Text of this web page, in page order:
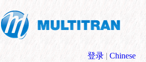
登录 | Chinese